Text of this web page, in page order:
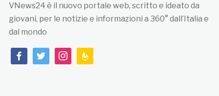
VNews24 è il nuovo portale web, scritto e ideato da
giovani, per le notizie e informazioni a 360° dall’Italia e
dal mondo
facebooktwitterinstagramfeedburner